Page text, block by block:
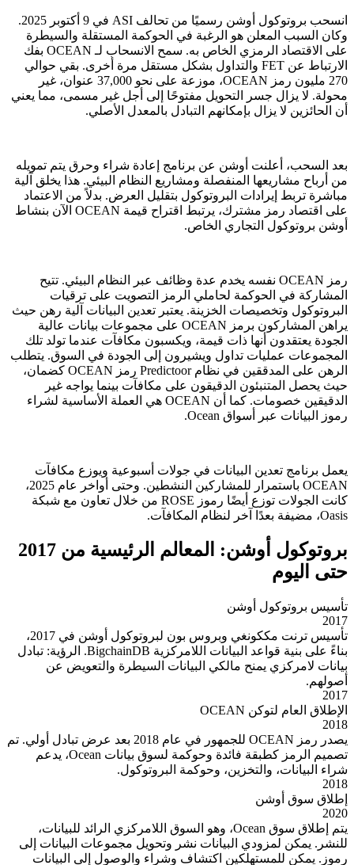
انسحب بروتوكول أوشن رسميًا من تحالف ASI في 9 أكتوبر 2025.
وكان السبب المعلن هو الرغبة في الحوكمة المستقلة والسيطرة
على الاقتصاد الرمزي الخاص به. سمح الانسحاب لـ OCEAN بفك
الارتباط عن FET والتداول بشكل مستقل مرة أخرى. بقي حوالي
270 مليون رمز OCEAN، موزعة على نحو 37,000 عنوان، غير
محولة. لا يزال جسر التحويل مفتوحًا إلى أجل غير مسمى، مما يعني
أن الحائزين لا يزال بإمكانهم التبادل بالمعدل الأصلي.
بعد السحب، أعلنت أوشن عن برنامج إعادة شراء وحرق يتم تمويله
من أرباح مشاريعها المنفصلة ومشاريع النظام البيئي. هذا يخلق آلية
مباشرة تربط إيرادات البروتوكول بتقليل العرض. بدلاً من الاعتماد
على اقتصاد رمز مشترك، يرتبط اقتراح قيمة OCEAN الآن بنشاط
أوشن بروتوكول التجاري الخاص.
رمز OCEAN نفسه يخدم عدة وظائف عبر النظام البيئي. تتيح
المشاركة في الحوكمة لحاملي الرمز التصويت على ترقيات
البروتوكول وتخصيصات الخزينة. يعتبر تعدين البيانات آلية رهن حيث
يراهن المشاركون برمز OCEAN على مجموعات بيانات عالية
الجودة يعتقدون أنها ذات قيمة، ويكسبون مكافآت عندما تولد تلك
المجموعات عمليات تداول ويشيرون إلى الجودة في السوق. يتطلب
الرهن على المدققين في نظام Predictoor رمز OCEAN كضمان،
حيث يحصل المتنبئون الدقيقون على مكافآت بينما يواجه غير
الدقيقين خصومات. كما أن OCEAN هي العملة الأساسية لشراء
رموز البيانات عبر أسواق Ocean.
يعمل برنامج تعدين البيانات في جولات أسبوعية ويوزع مكافآت
OCEAN باستمرار للمشاركين النشطين. وحتى أواخر عام 2025،
كانت الجولات توزع أيضًا رموز ROSE من خلال تعاون مع شبكة
Oasis، مضيفة بعدًا آخر لنظام المكافآت.
بروتوكول أوشن: المعالم الرئيسية من 2017
حتى اليوم
تأسيس بروتوكول أوشن
2017
تأسيس ترنت مككونغي وبروس بون لبروتوكول أوشن في 2017،
بناءً على بنية قواعد البيانات اللامركزية BigchainDB. الرؤية: تبادل
بيانات لامركزي يمنح مالكي البيانات السيطرة والتعويض عن
أصولهم.
2017
الإطلاق العام لتوكن OCEAN
2018
يصدر رمز OCEAN للجمهور في عام 2018 بعد عرض تبادل أولي. تم
تصميم الرمز كطبقة فائدة وحوكمة لسوق بيانات Ocean، يدعم
شراء البيانات، والتخزين، وحوكمة البروتوكول.
2018
إطلاق سوق أوشن
2020
يتم إطلاق سوق Ocean، وهو السوق اللامركزي الرائد للبيانات،
للنشر. يمكن لمزودي البيانات نشر وتحويل مجموعات البيانات إلى
رموز. يمكن للمستهلكين اكتشاف وشراء والوصول إلى البيانات